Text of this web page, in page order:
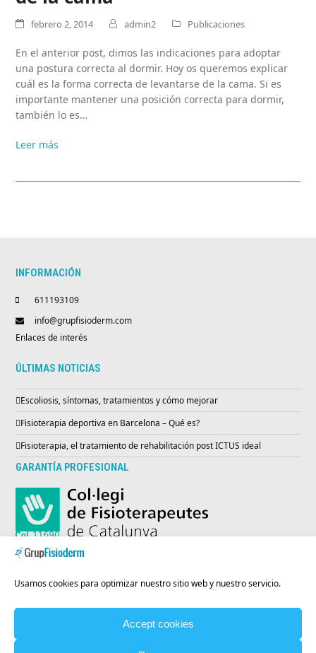
Usamos cookies para optimizar nuestro sitio web y nuestro servicio.
Accept cookies
febrero 2, 2014 admin2 Publicaciones
En el anterior post, dimos las indicaciones para adoptar
una postura correcta al dormir. Hoy os queremos explicar
cuál es la forma correcta de levantarse de la cama. Si es
importante mantener una posición correcta para dormir,
también lo es…
Leer más
INFORMACIÓN
611193109
info@grupfisioderm.com
Enlaces de interés
ÚLTIMAS NOTICIAS
Escoliosis, síntomas, tratamientos y cómo mejorar
Fisioterapia deportiva en Barcelona – Qué es?
Fisioterapia, el tratamiento de rehabilitación post ICTUS ideal
GARANTÍA PROFESIONAL
ENTIDAD INSCRITA EN EL REGISTRO SANITARIO
E08986231